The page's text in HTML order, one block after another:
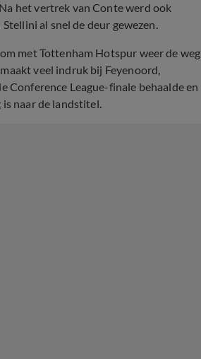
het vertrek van Conte werd ook
al snel de deur gewezen.
met Tottenham Hotspur weer de weg
veel indruk bij Feyenoord,
Conference League-finale behaalde en
naar de landstitel.